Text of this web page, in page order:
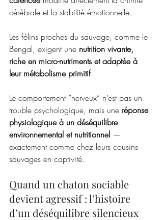
cérébrale et la stabilité émotionnelle.
Les félins proches du sauvage, comme le
Bengal, exigent une nutrition vivante,
riche en micro-nutriments et adaptée à
leur métabolisme primitif.
Le comportement “nerveux” n’est pas un
trouble psychologique, mais une réponse
physiologique à un déséquilibre
environnemental et nutritionnel —
exactement comme chez leurs cousins
sauvages en captivité.
Quand un chaton sociable
devient agressif : l’histoire
d’un déséquilibre silencieux